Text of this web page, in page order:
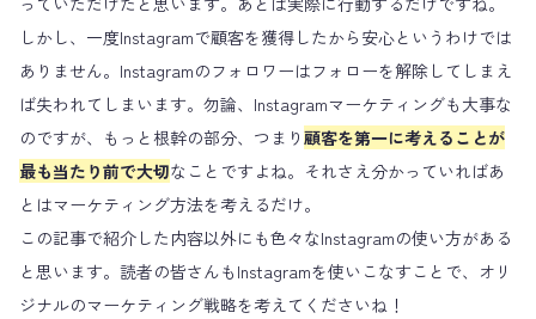
しかし、一度Instagramで顧客を獲得したから安心というわけでは
ありません。Instagramのフォロワーはフォローを解除してしまえ
ば失われてしまいます。勿論、Instagramマーケティングも大事な
のですが、もっと根幹の部分、つまり 顧客を第一に考えることが
最も当たり前で大切なことですよね。それさえ分かっていればあ
とはマーケティング方法を考えるだけ。
この記事で紹介した内容以外にも色々なInstagramの使い方がある
と思います。読者の皆さんもInstagramを使いこなすことで、オリ
ジナルのマーケティング戦略を考えてくださいね！